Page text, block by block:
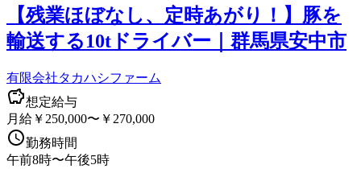
【残業ほぼなし、定時あがり！】豚を
輸送する10tドライバー｜群馬県安中市
有限会社タカハシファーム
想定給与
月給￥250,000〜￥270,000
勤務時間
午前8時〜午後5時